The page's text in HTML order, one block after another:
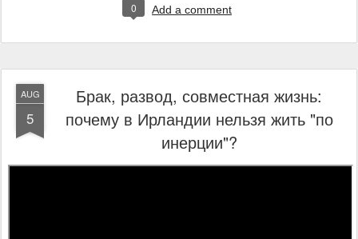
0 Add a comment
AUG
5
Брак, развод, совместная жизнь:
почему в Ирландии нельзя жить "по
инерции"?